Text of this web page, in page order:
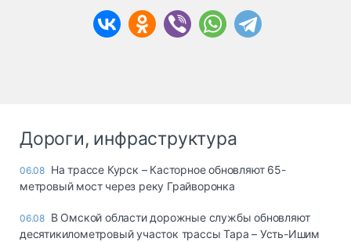
Дороги, инфраструктура
06.08 На трассе Курск – Касторное обновляют 65-
метровый мост через реку Грайворонка
06.08 В Омской области дорожные службы обновляют
десятикилометровый участок трассы Тара – Усть-Ишим